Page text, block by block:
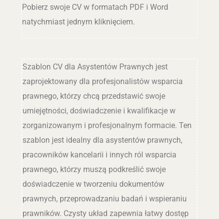
Pobierz swoje CV w formatach PDF i Word
natychmiast jednym kliknięciem.
Szablon CV dla Asystentów Prawnych jest
zaprojektowany dla profesjonalistów wsparcia
prawnego, którzy chcą przedstawić swoje
umiejętności, doświadczenie i kwalifikacje w
zorganizowanym i profesjonalnym formacie. Ten
szablon jest idealny dla asystentów prawnych,
pracowników kancelarii i innych ról wsparcia
prawnego, którzy muszą podkreślić swoje
doświadczenie w tworzeniu dokumentów
prawnych, przeprowadzaniu badań i wspieraniu
prawników. Czysty układ zapewnia łatwy dostęp